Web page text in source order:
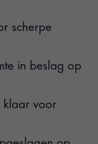
scherpe
in beslag op
klaar voor